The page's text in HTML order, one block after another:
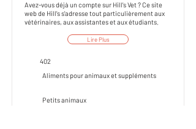
Avez-vous déjà un compte sur Hill's Vet ? Ce site
web de Hill's s'adresse tout particulièrement aux
vétérinaires, aux assistantes et aux étudiants.
Lire Plus
402
Aliments pour animaux et suppléments
Petits animaux